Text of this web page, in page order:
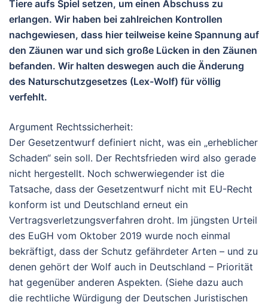
Tiere aufs Spiel setzen, um einen Abschuss zu
erlangen. Wir haben bei zahlreichen Kontrollen
nachgewiesen, dass hier teilweise keine Spannung auf
den Zäunen war und sich große Lücken in den Zäunen
befanden. Wir halten deswegen auch die Änderung
des Naturschutzgesetzes (Lex-Wolf) für völlig
verfehlt.
Argument Rechtssicherheit:
Der Gesetzentwurf definiert nicht, was ein „erheblicher
Schaden“ sein soll. Der Rechtsfrieden wird also gerade
nicht hergestellt. Noch schwerwiegender ist die
Tatsache, dass der Gesetzentwurf nicht mit EU-Recht
konform ist und Deutschland erneut ein
Vertragsverletzungsverfahren droht. Im jüngsten Urteil
des EuGH vom Oktober 2019 wurde noch einmal
bekräftigt, dass der Schutz gefährdeter Arten – und zu
denen gehört der Wolf auch in Deutschland – Priorität
hat gegenüber anderen Aspekten. (Siehe dazu auch
die rechtliche Würdigung der Deutschen Juristischen